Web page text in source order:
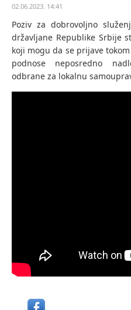
02.06.2023. 14:41
Poziv za dobrovoljno
državljane Republike Srbije
koji mogu da se prijave
podnose neposredno
odbrane za lokalnu